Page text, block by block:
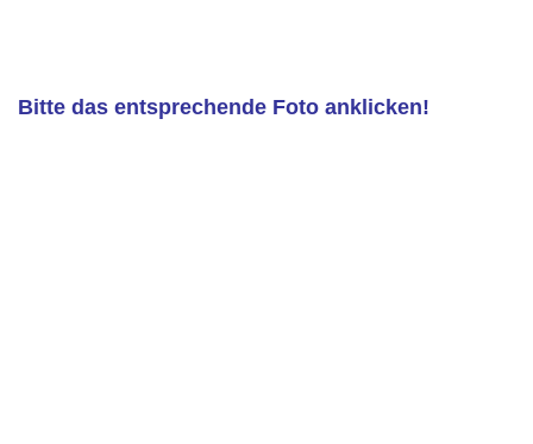
Bitte das entsprechende Foto anklicken!